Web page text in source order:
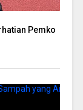
Pemko